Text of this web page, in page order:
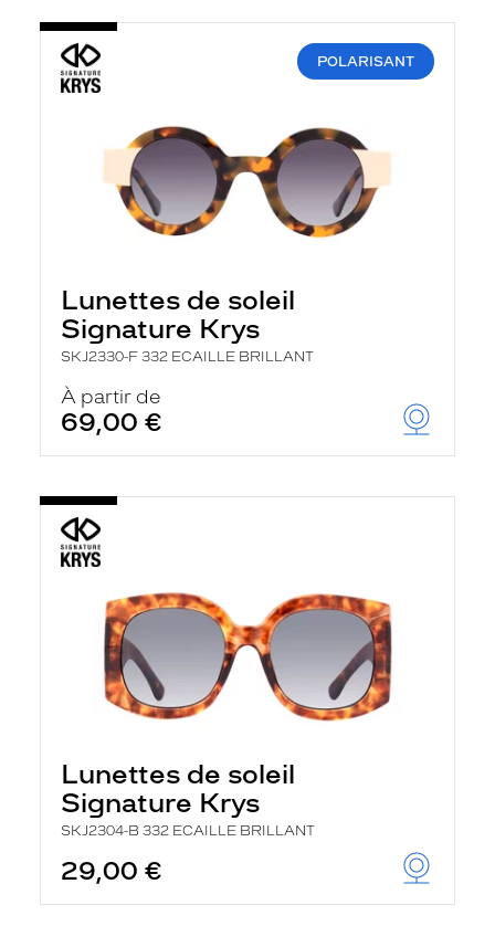
POLARISANT
Lunettes de soleil
Signature Krys
SKJ2330-F 332 ECAILLE BRILLANT
À partir de
69,00 €
Lunettes de soleil
Signature Krys
SKJ2304-B 332 ECAILLE BRILLANT
29,00 €